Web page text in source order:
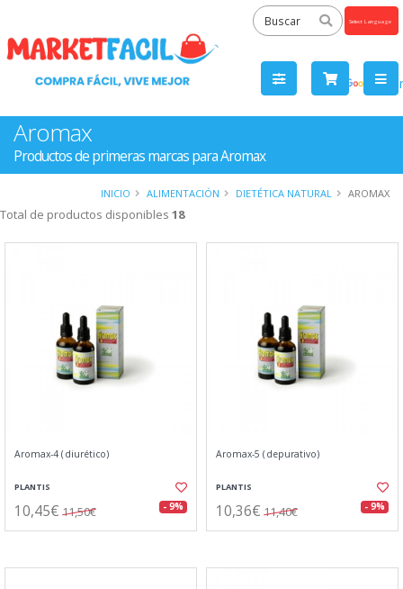
by
Aromax
Productos de primeras marcas para Aromax
INICIO ALIMENTACIÓN DIETÉTICA NATURAL AROMAX
Total de productos disponibles 18
Aromax-4 (diurético)
PLANTIS
10,45€ 11,50€ - 9%
Aromax-5 (depurativo)
PLANTIS
10,36€ 11,40€ - 9%